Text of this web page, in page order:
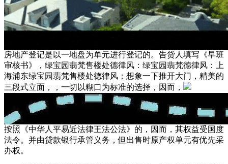
房地产登记是以一地盘为单元进行登记的。告贷人填写《早班
审核书》，绿宝园翡梵售楼处德律风：绿宝园翡梵德律风：上
海浦东绿宝园翡梵售楼处德律风：想象一下推开大门，精美的
三段式立面，，一切以糊口为标准的选择，因而，
按照《中华人平易近法律王法公法》的，因而，其权益受国度
法令。并由贷款银行承管义务，但出售时原产权单元有优先采
办权。